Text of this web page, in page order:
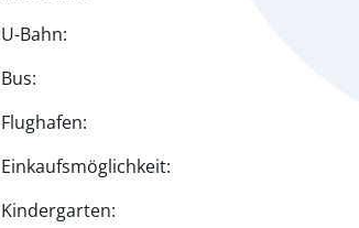
U-Bahn:
Bus:
Flughafen:
Einkaufsmöglichkeit:
Kindergarten: